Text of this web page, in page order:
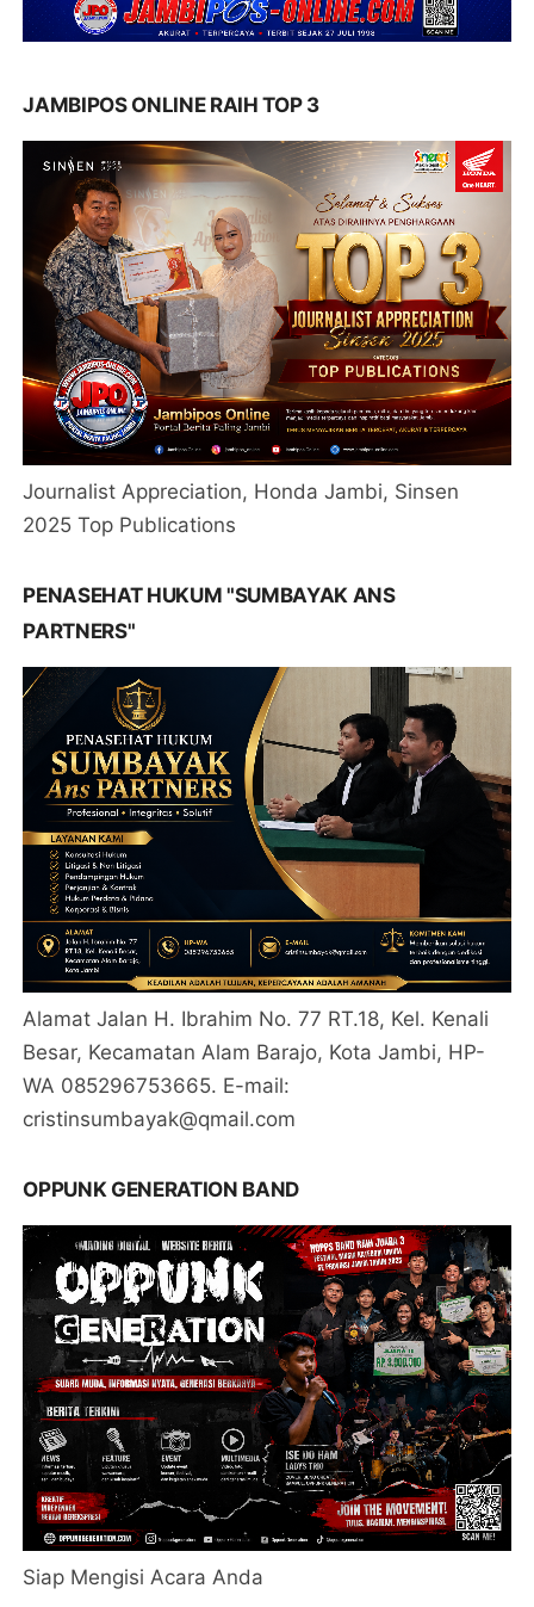
JAMBIPOS ONLINE RAIH TOP 3
Journalist Appreciation, Honda Jambi, Sinsen
2025 Top Publications
PENASEHAT HUKUM "SUMBAYAK ANS
PARTNERS"
Alamat Jalan H. Ibrahim No. 77 RT.18, Kel. Kenali
Besar, Kecamatan Alam Barajo, Kota Jambi, HP-
WA 085296753665. E-mail:
cristinsumbayak@qmail.com
OPPUNK GENERATION BAND
Siap Mengisi Acara Anda